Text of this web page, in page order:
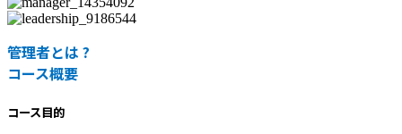
管理者とは ?
コース概要
コース目的